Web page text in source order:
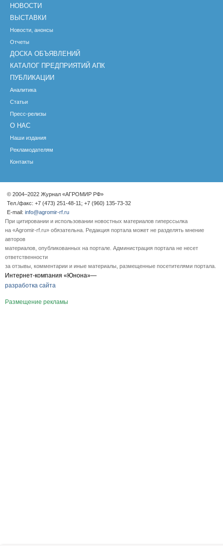
НОВОСТИ
ВЫСТАВКИ
Новости, анонсы
Отчеты
ДОСКА ОБЪЯВЛЕНИЙ
КАТАЛОГ ПРЕДПРИЯТИЙ АПК
ПУБЛИКАЦИИ
Аналитика
Статьи
Пресс-релизы
О НАС
Наши издания
Рекламодателям
Контакты
© 2004–2022 Журнал «АГРОМИР РФ»
Тел./факс: +7 (473) 251-48-11; +7 (960) 135-73-32
E-mail: info@agromir-rf.ru
При цитировании и использовании новостных материалов гиперссылка
на «Agromir-rf.ru» обязательна. Редакция портала может не разделять мнение
авторов
материалов, опубликованных на портале. Администрация портала не несет
ответственности
за отзывы, комментарии и иные материалы, размещенные посетителями портала.
Интернет-компания «Юнона»—
разработка сайта
Размещение рекламы